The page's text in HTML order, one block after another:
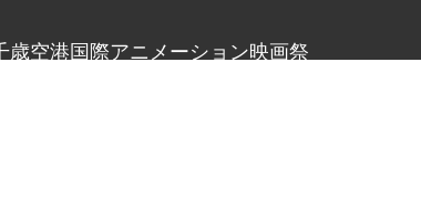
歳空港国際アニメーション映画祭